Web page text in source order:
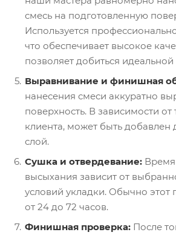
смесь на подготовленную
Используется
что обеспечивает высокое
позволяет добиться
Выравнивание и финишная
нанесения смеси аккуратно
поверхность. В зависимости
клиента, может быть добавлен
слой.
Сушка и отвердевание:
высыхания зависит от
условий укладки. Обычно этот
от 24 до 72 часов.
Финишная проверка: После